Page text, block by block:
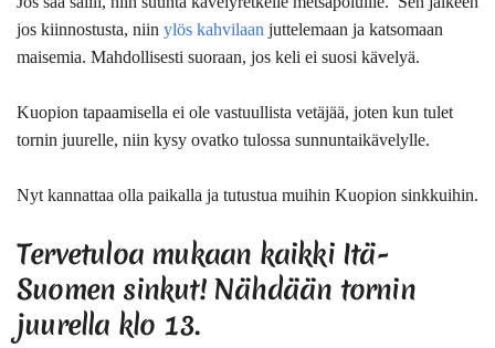
jos kiinnostusta, niin ylös kahvilaan juttelemaan ja katsomaan
maisemia. Mahdollisesti suoraan, jos keli ei suosi kävelyä.
Kuopion tapaamisella ei ole vastuullista vetäjää, joten kun tulet
tornin juurelle, niin kysy ovatko tulossa sunnuntaikävelylle.
Nyt kannattaa olla paikalla ja tutustua muihin Kuopion sinkkuihin.
Tervetuloa mukaan kaikki Itä-
Suomen sinkut! Nähdään tornin
juurella klo 13.